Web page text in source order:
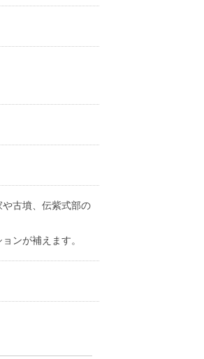
古墳、伝紫式部の
ンが補えます。